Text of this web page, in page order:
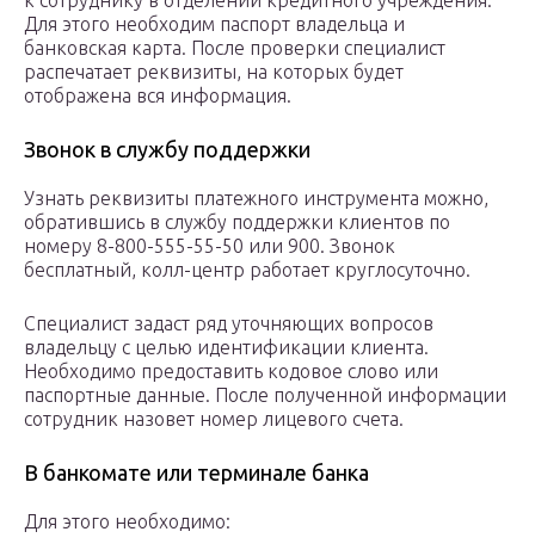
Для этого необходим паспорт владельца и
банковская карта. После проверки специалист
распечатает реквизиты, на которых будет
отображена вся информация.
Звонок в службу поддержки
Узнать реквизиты платежного инструмента можно,
обратившись в службу поддержки клиентов по
номеру 8-800-555-55-50 или 900. Звонок
бесплатный, колл-центр работает круглосуточно.
Специалист задаст ряд уточняющих вопросов
владельцу с целью идентификации клиента.
Необходимо предоставить кодовое слово или
паспортные данные. После полученной информации
сотрудник назовет номер лицевого счета.
В банкомате или терминале банка
Для этого необходимо: